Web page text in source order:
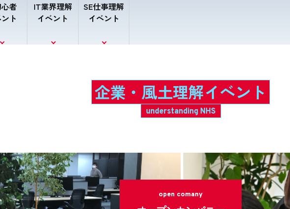
者
ト
IT業界理解
イベント
SE仕事理解
イベント
企業・風土理解イベント
understanding NHS
open comany